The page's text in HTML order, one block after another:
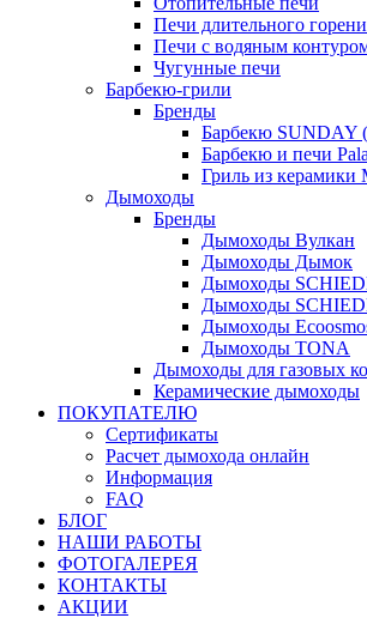
Печи длительного
Печи с водяным
Чугунные печи
Барбекю-грили
Бренды
Барбекю SUNDAY
Барбекю и печи
Гриль из керамики
Дымоходы
Бренды
Дымоходы Вулкан
Дымоходы Дымок
Дымоходы
Дымоходы
Дымоходы
Дымоходы TONA
Дымоходы для газовых
Керамические дымоходы
ПОКУПАТЕЛЮ
Сертификаты
Расчет дымохода онлайн
Информация
FAQ
БЛОГ
НАШИ РАБОТЫ
ФОТОГАЛЕРЕЯ
КОНТАКТЫ
АКЦИИ